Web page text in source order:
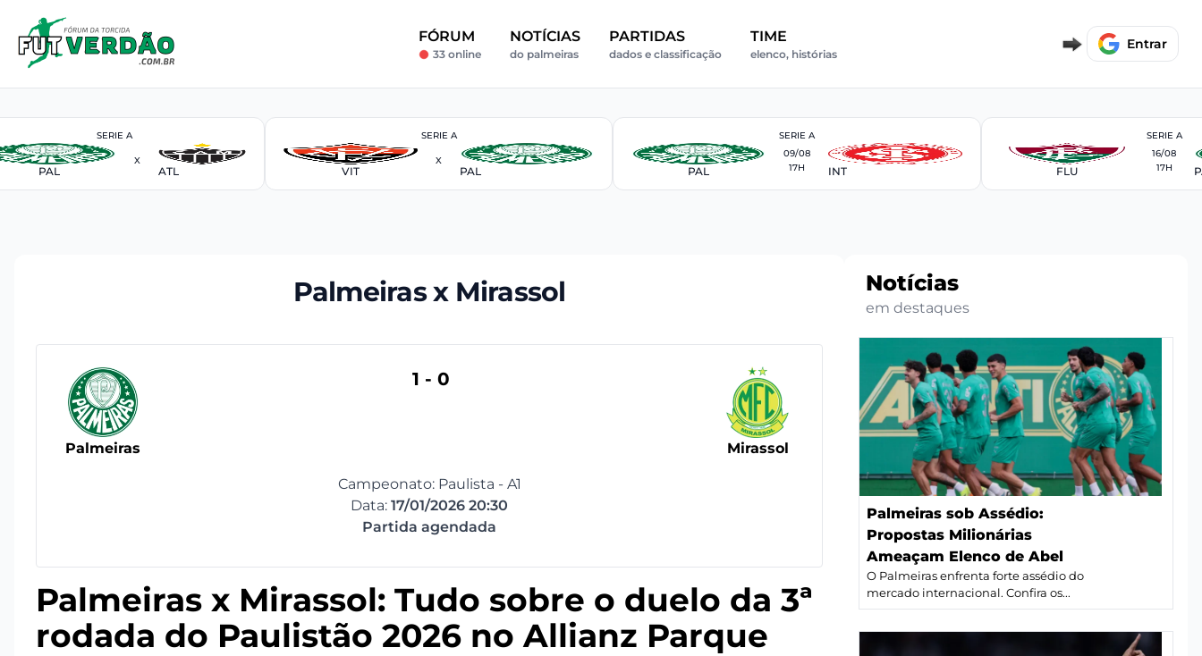
FÓRUM
33 online
NOTÍCIAS
do palmeiras
PARTIDAS
dados e classificação
TIME
elenco, histórias
Entrar
SERIE A
PAL
X
ATL
SERIE A
VIT
X
PAL
SERIE A
PAL
09/08
17H
INT
SERIE A
FLU
16/08
17H
Palmeiras x Mirassol
Palmeiras
1 - 0
Mirassol
Campeonato: Paulista - A1
Data: 17/01/2026 20:30
Partida agendada
Palmeiras x Mirassol: Tudo sobre o duelo da 3ª
rodada do Paulistão 2026 no Allianz Parque
Notícias
em destaques
Palmeiras sob Assédio:
Propostas Milionárias
Ameaçam Elenco de Abel
O Palmeiras enfrenta forte assédio do
mercado internacional. Confira os...